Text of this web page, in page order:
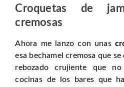
Croquetas de
cremosas
Ahora me lanzo con unas
esa bechamel cremosa que
rebozado crujiente que
cocinas de los bares que